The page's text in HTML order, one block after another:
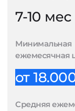
7-10 мес
Минимальная
ежемесячная
от
Средняя